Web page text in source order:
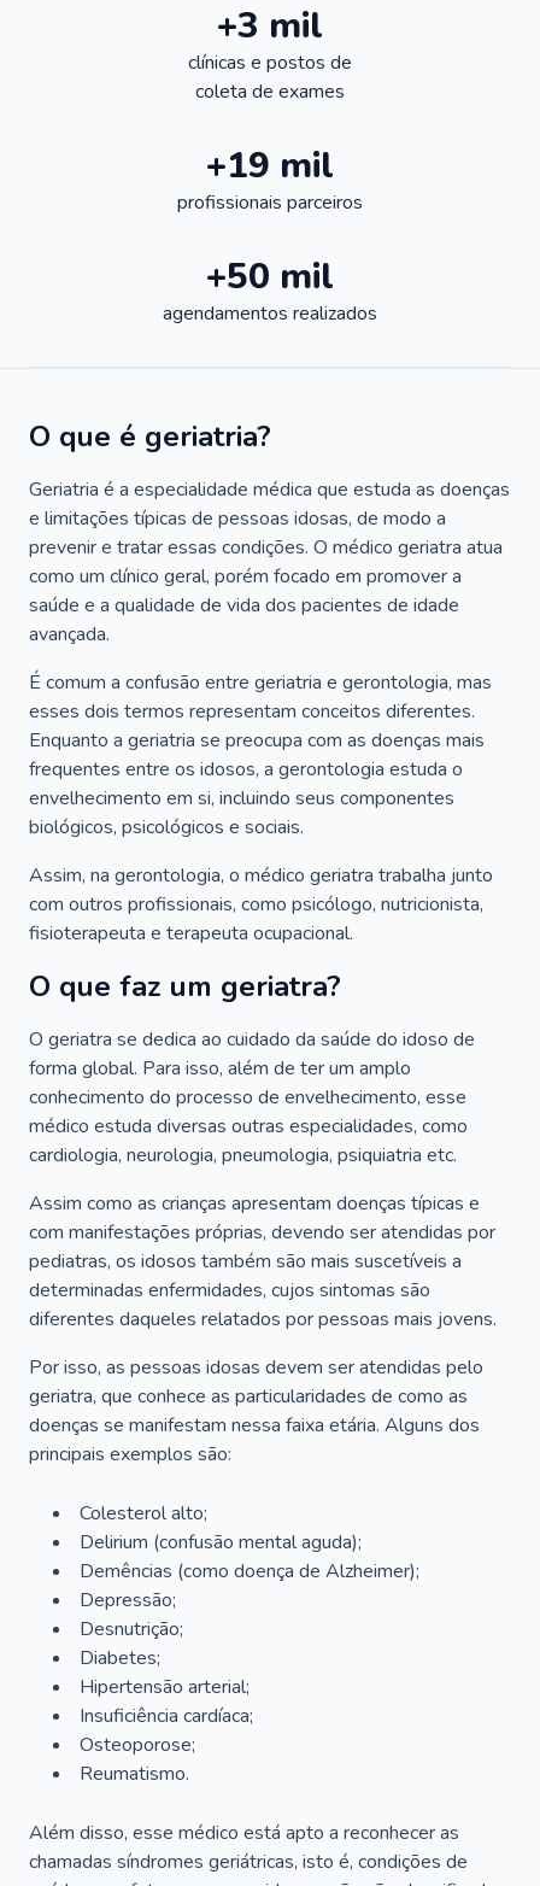
+3 mil
clínicas e postos de
coleta de exames
+19 mil
profissionais parceiros
+50 mil
agendamentos realizados
O que é geriatria?
Geriatria é a especialidade médica que estuda as doenças
e limitações típicas de pessoas idosas, de modo a
prevenir e tratar essas condições. O médico geriatra atua
como um clínico geral, porém focado em promover a
saúde e a qualidade de vida dos pacientes de idade
avançada.
É comum a confusão entre geriatria e gerontologia, mas
esses dois termos representam conceitos diferentes.
Enquanto a geriatria se preocupa com as doenças mais
frequentes entre os idosos, a gerontologia estuda o
envelhecimento em si, incluindo seus componentes
biológicos, psicológicos e sociais.
Assim, na gerontologia, o médico geriatra trabalha junto
com outros profissionais, como psicólogo, nutricionista,
fisioterapeuta e terapeuta ocupacional.
O que faz um geriatra?
O geriatra se dedica ao cuidado da saúde do idoso de
forma global. Para isso, além de ter um amplo
conhecimento do processo de envelhecimento, esse
médico estuda diversas outras especialidades, como
cardiologia, neurologia, pneumologia, psiquiatria etc.
Assim como as crianças apresentam doenças típicas e
com manifestações próprias, devendo ser atendidas por
pediatras, os idosos também são mais suscetíveis a
determinadas enfermidades, cujos sintomas são
diferentes daqueles relatados por pessoas mais jovens.
Por isso, as pessoas idosas devem ser atendidas pelo
geriatra, que conhece as particularidades de como as
doenças se manifestam nessa faixa etária. Alguns dos
principais exemplos são:
Colesterol alto;
Delirium (confusão mental aguda);
Demências (como doença de Alzheimer);
Depressão;
Desnutrição;
Diabetes;
Hipertensão arterial;
Insuficiência cardíaca;
Osteoporose;
Reumatismo.
Além disso, esse médico está apto a reconhecer as
chamadas síndromes geriátricas, isto é, condições de